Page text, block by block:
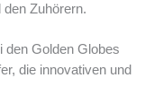
Zuhörern.
den Golden Globes
die innovativen und